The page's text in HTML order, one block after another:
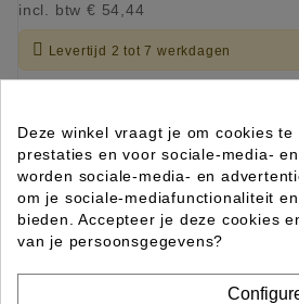
incl. btw € 54,44
 Levertijd 2 tot 7 werkdagen
KIES OPTIE
Deze winkel vraagt je om cookies
prestaties en voor sociale-media-
worden sociale-media- en
om je sociale-mediafunctionaliteit
bieden. Accepteer je deze cookies
van je persoonsgegevens?